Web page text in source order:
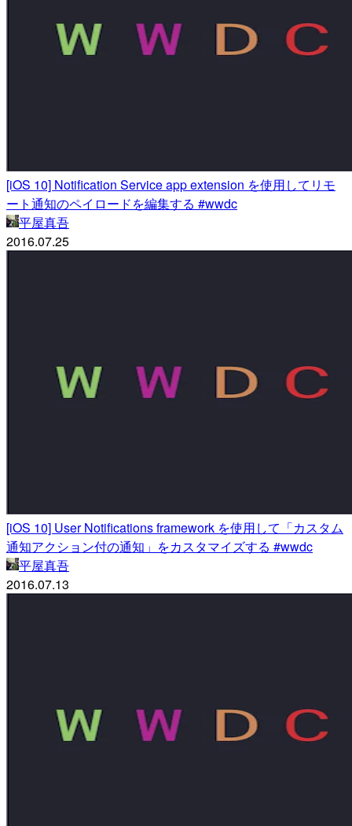
[iOS 10] Notification Service app extension を使用してリモ
ート通知のペイロードを編集する #wwdc
平屋真吾
2016.07.25
[iOS 10] User Notifications framework を使用して「カスタム
通知アクション付の通知」をカスタマイズする #wwdc
平屋真吾
2016.07.13